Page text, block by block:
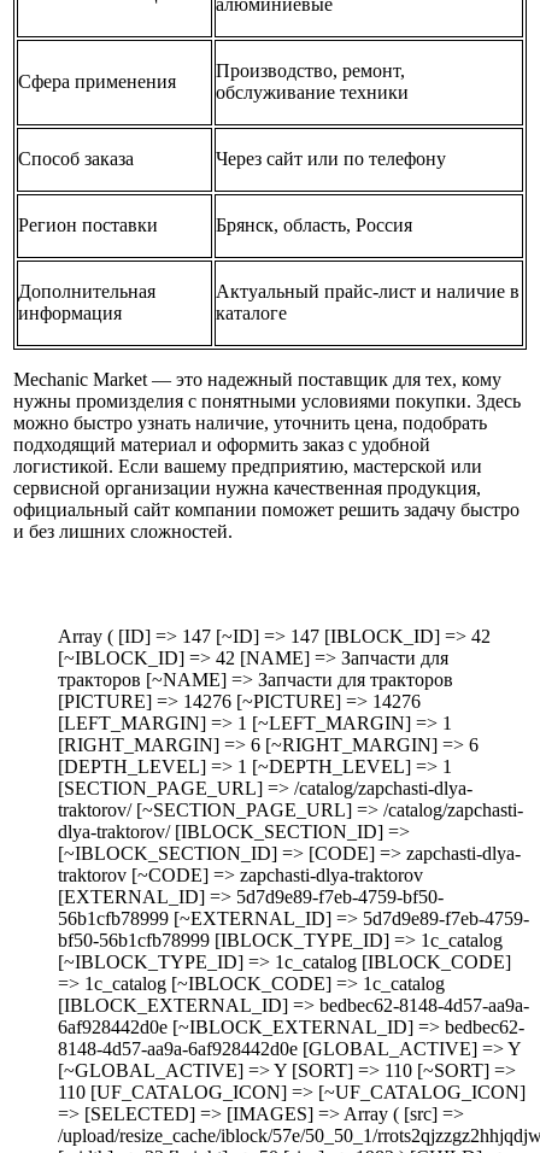
алюминиевые
Сфера применения
Производство, ремонт,
обслуживание техники
Способ заказа Через сайт или по телефону
Регион поставки Брянск, область, Россия
Дополнительная
информация
Актуальный прайс-лист и наличие в
каталоге
Mechanic Market — это надежный поставщик для тех, кому
нужны промизделия с понятными условиями покупки. Здесь
можно быстро узнать наличие, уточнить цена, подобрать
подходящий материал и оформить заказ с удобной
логистикой. Если вашему предприятию, мастерской или
сервисной организации нужна качественная продукция,
официальный сайт компании поможет решить задачу быстро
и без лишних сложностей.
Array ( [ID] => 147 [~ID] => 147 [IBLOCK_ID] => 42
[~IBLOCK_ID] => 42 [NAME] => Запчасти для
тракторов [~NAME] => Запчасти для тракторов
[PICTURE] => 14276 [~PICTURE] => 14276
[LEFT_MARGIN] => 1 [~LEFT_MARGIN] => 1
[RIGHT_MARGIN] => 6 [~RIGHT_MARGIN] => 6
[DEPTH_LEVEL] => 1 [~DEPTH_LEVEL] => 1
[SECTION_PAGE_URL] => /catalog/zapchasti-dlya-
traktorov/ [~SECTION_PAGE_URL] => /catalog/zapchasti-
dlya-traktorov/ [IBLOCK_SECTION_ID] =>
[~IBLOCK_SECTION_ID] => [CODE] => zapchasti-dlya-
traktorov [~CODE] => zapchasti-dlya-traktorov
[EXTERNAL_ID] => 5d7d9e89-f7eb-4759-bf50-
56b1cfb78999 [~EXTERNAL_ID] => 5d7d9e89-f7eb-4759-
bf50-56b1cfb78999 [IBLOCK_TYPE_ID] => 1c_catalog
[~IBLOCK_TYPE_ID] => 1c_catalog [IBLOCK_CODE]
=> 1c_catalog [~IBLOCK_CODE] => 1c_catalog
[IBLOCK_EXTERNAL_ID] => bedbec62-8148-4d57-aa9a-
6af928442d0e [~IBLOCK_EXTERNAL_ID] => bedbec62-
8148-4d57-aa9a-6af928442d0e [GLOBAL_ACTIVE] => Y
[~GLOBAL_ACTIVE] => Y [SORT] => 110 [~SORT] =>
110 [UF_CATALOG_ICON] => [~UF_CATALOG_ICON]
=> [SELECTED] => [IMAGES] => Array ( [src] =>
/upload/resize_cache/iblock/57e/50_50_1/